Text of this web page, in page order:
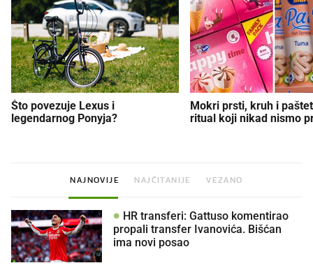
Što povezuje Lexus i
legendarnog Ponyja?
Mokri prsti, kruh i
ritual koji nikad nismo
NAJNOVIJE NAJČITANIJE VEZANO
HR transferi: Gattuso komentirao
propali transfer Ivanovića. Bišćan
ima novi posao